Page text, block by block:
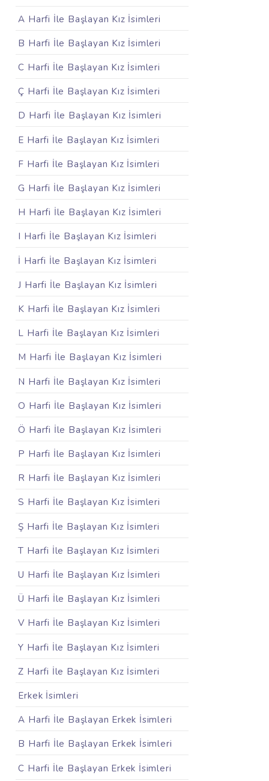
A Harfi İle Başlayan Kız İsimleri
B Harfi İle Başlayan Kız İsimleri
C Harfi İle Başlayan Kız İsimleri
Ç Harfi İle Başlayan Kız İsimleri
D Harfi İle Başlayan Kız İsimleri
E Harfi İle Başlayan Kız İsimleri
F Harfi İle Başlayan Kız İsimleri
G Harfi İle Başlayan Kız İsimleri
H Harfi İle Başlayan Kız İsimleri
I Harfi İle Başlayan Kız İsimleri
İ Harfi İle Başlayan Kız İsimleri
J Harfi İle Başlayan Kız İsimleri
K Harfi İle Başlayan Kız İsimleri
L Harfi İle Başlayan Kız İsimleri
M Harfi İle Başlayan Kız İsimleri
N Harfi İle Başlayan Kız İsimleri
O Harfi İle Başlayan Kız İsimleri
Ö Harfi İle Başlayan Kız İsimleri
P Harfi İle Başlayan Kız İsimleri
R Harfi İle Başlayan Kız İsimleri
S Harfi İle Başlayan Kız İsimleri
Ş Harfi İle Başlayan Kız İsimleri
T Harfi İle Başlayan Kız İsimleri
U Harfi İle Başlayan Kız İsimleri
Ü Harfi İle Başlayan Kız İsimleri
V Harfi İle Başlayan Kız İsimleri
Y Harfi İle Başlayan Kız İsimleri
Z Harfi İle Başlayan Kız İsimleri
Erkek İsimleri
A Harfi İle Başlayan Erkek İsimleri
B Harfi İle Başlayan Erkek İsimleri
C Harfi İle Başlayan Erkek İsimleri